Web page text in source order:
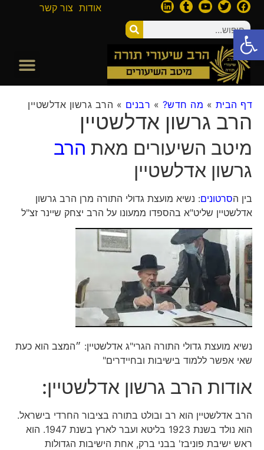
פתח סרגל נגישות
אודות צור קשר
דף הבית » מה חדש? » רבנים » הרב גרשון אדלשטיין
הרב גרשון אדלשטיין
מיטב השיעורים מאת הרב
גרשון אדלשטיין
בין הסרטונים: נשיא מועצת גדולי התורה מרן הרב גרשון
אדלשטיין שליט"א בהספדו ממעונו על הרב יצחק שיינר זצ"ל
‏נשיא מועצת גדולי התורה הגרי"ג אדלשטיין: ‏״המצב הוא כעת
שאי אפשר ללמוד בישיבות ובחיידרים"
אודות הרב גרשון אדלשטיין:
הרב אדלשטיין הוא רב ובולט בתורה בציבור החרדי בישראל.
הוא נולד בשנת 1923 בליטא ועבר לארץ בשנת 1947. הוא
ראש ישיבת פוניבז' בבני ברק, אחת הישיבות הגדולות